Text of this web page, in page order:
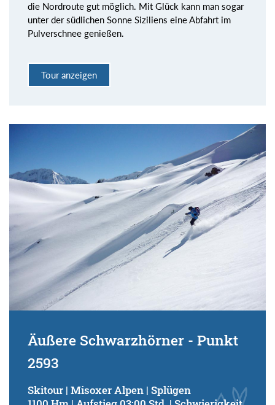
die Nordroute gut möglich. Mit Glück kann man sogar
unter der südlichen Sonne Siziliens eine Abfahrt im
Pulverschnee genießen.
Tour anzeigen
Äußere Schwarzhörner - Punkt
2593
Skitour | Misoxer Alpen | Splügen